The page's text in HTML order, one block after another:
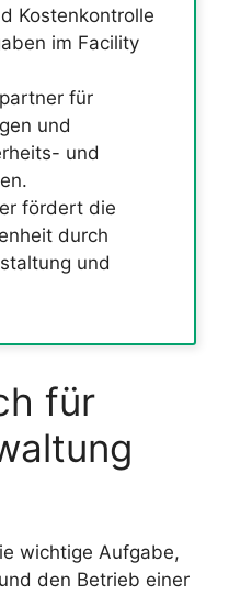
Kostenkontrolle
im Facility
für
und
und
fördert die
durch
und
für
wichtige Aufgabe,
und den Betrieb einer